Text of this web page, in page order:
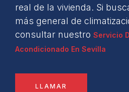
real de la vivienda. Si
más general de
consultar nuestro Servicio
Acondicionado En Sevilla
LLAMAR